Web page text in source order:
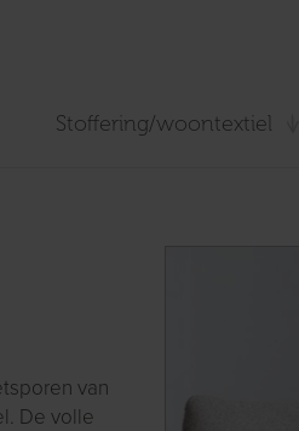
Stoffering/woontextiel
van
De volle